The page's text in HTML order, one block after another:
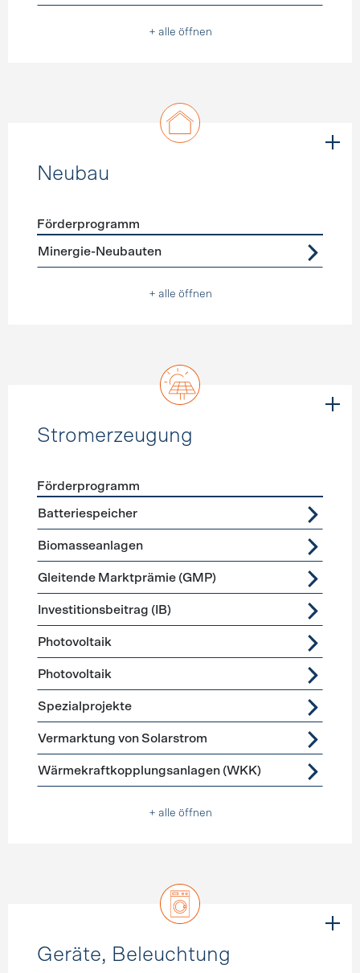
+ alle öffnen
Neubau
Förderprogramme
Förderprogramm
Minergie-Neubauten
+ alle öffnen
Stromerzeugung
Förderprogramme
Förderprogramm
Batteriespeicher
Biomasseanlagen
Gleitende Marktprämie (GMP)
Investitionsbeitrag (IB)
Photovoltaik
Photovoltaik
Spezialprojekte
Vermarktung von Solarstrom
Wärmekraftkopplungsanlagen (WKK)
+ alle öffnen
Geräte, Beleuchtung